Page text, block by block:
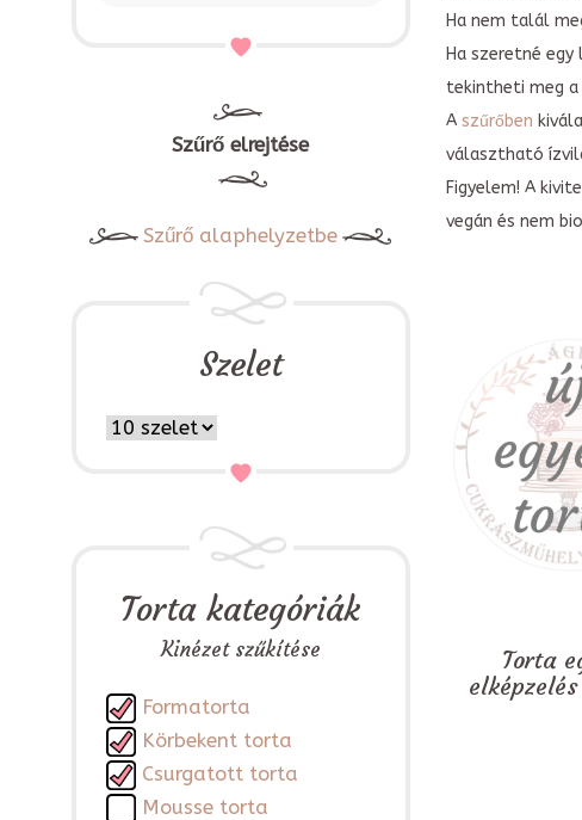
Szűrő elrejtése
Szűrő alaphelyzetbe
Szelet
Torta kategóriák
Kinézet szűkítése
Formatorta
Körbekent torta
Csurgatott torta
Mousse torta
Ha nem talál
Ha szeretné
tekintheti meg
A szűrőben
választható
Figyelem! A
vegán és nem
Torta